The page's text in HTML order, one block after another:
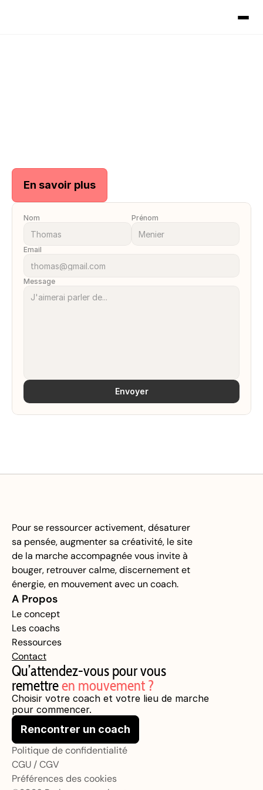
En savoir plus
Nom Prénom
Email
Message
Envoyer
Pour se ressourcer activement, désaturer
sa pensée, augmenter sa créativité, le site
de la marche accompagnée vous invite à
bouger, retrouver calme, discernement et
énergie, en mouvement avec un coach.
A Propos
Le concept
Les coachs
Ressources
Contact
Qu’attendez-vous pour vous
remettre en mouvement ?
Choisir votre coach et votre lieu de marche
pour commencer.
Rencontrer un coach
Politique de confidentialité
CGU / CGV
Préférences des cookies